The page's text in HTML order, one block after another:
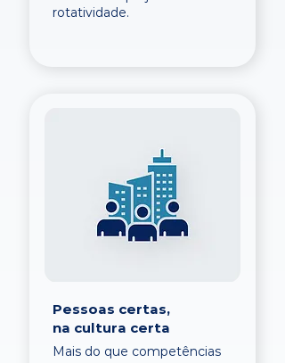
rotatividade.
Pessoas certas,
na cultura certa
Mais do que competências